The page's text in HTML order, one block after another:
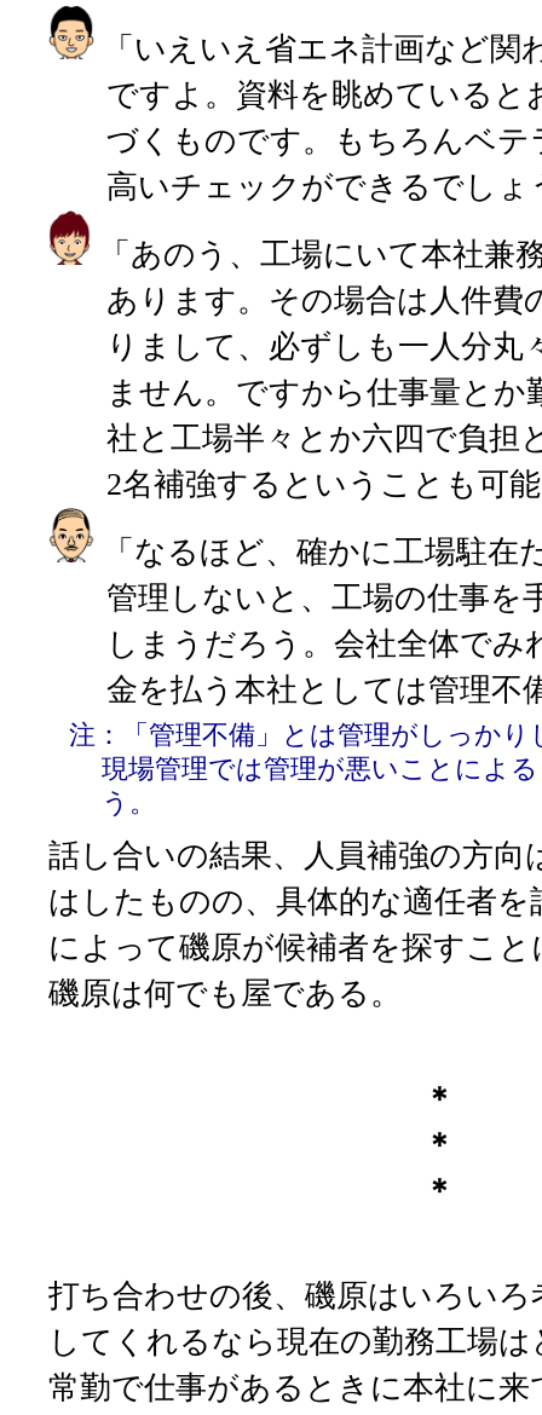
「いえいえ省エネ計画など関
ですよ。資料を眺めていると
づくものです。もちろんベ
高いチェックができるでしょ
「あのう、工場にいて本社兼
あります。その場合は人件費
りまして、必ずしも一人分丸
ません。ですから仕事量とか
社と工場半々とか六四で負担
2名補強するということも可
「なるほど、確かに工場駐在
管理しないと、工場の仕事を
しまうだろう。会社全体でみ
金を払う本社としては管理不
注：「管理不備」とは管理がしっか
現場管理では管理が悪いことによ
う。
話し合いの結果、人員補強の方向
はしたものの、具体的な適任者
によって磯原が候補者を探すこ
磯原は何でも屋である。
＊
＊
＊
打ち合わせの後、磯原はいろい
してくれるなら現在の勤務工場
常勤で仕事があるときに本社に